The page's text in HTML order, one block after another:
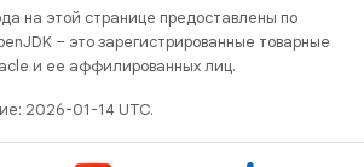
на этой странице предоставлены по
– это зарегистрированные товарные
и ее аффилированных лиц.
2026-01-14 UTC.